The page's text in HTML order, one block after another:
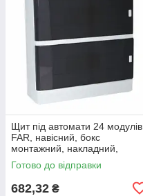
Щит під автомати 24 модулів
FAR, навісний, бокс
монтажний, накладний,
зовнішній, настінний ФАР F94
(Smart Rozetka)
Готово до відправки
682,32 ₴